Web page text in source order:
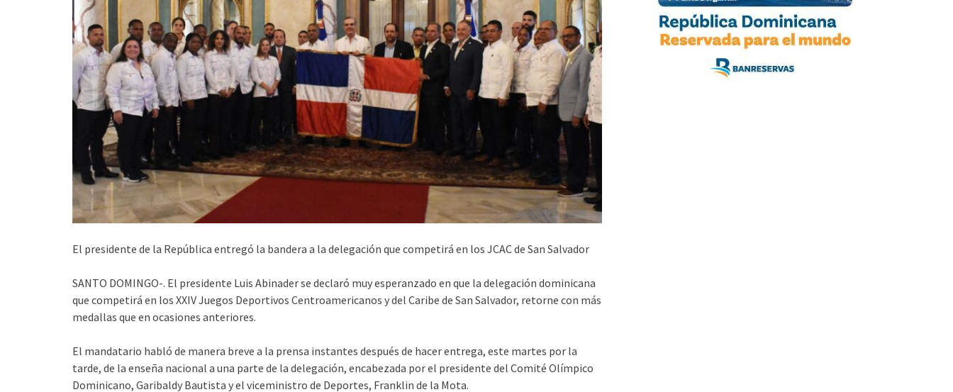
El presidente de la República entregó la bandera a la delegación que competirá en los JCAC de San Salvador
SANTO DOMINGO-. El presidente Luis Abinader se declaró muy esperanzado en que la delegación dominicana
que competirá en los XXIV Juegos Deportivos Centroamericanos y del Caribe de San Salvador, retorne con más
medallas que en ocasiones anteriores.
El mandatario habló de manera breve a la prensa instantes después de hacer entrega, este martes por la
tarde, de la enseña nacional a una parte de la delegación, encabezada por el presidente del Comité Olímpico
Dominicano, Garibaldy Bautista y el viceministro de Deportes, Franklin de la Mota.